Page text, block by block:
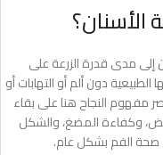
الأسنان؟
إلى مدى قدرة الزرعة على
الطبيعية دون ألم أو التهابات أو
مفهوم النجاح هنا على بقاء
وكفاءة المضغ، والشكل
صحة الفم بشكل عام.